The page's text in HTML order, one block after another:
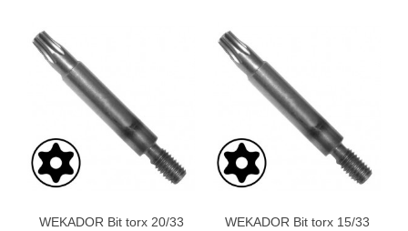
WEKADOR Bit torx 20/33
WEKADOR Bit torx 15/33